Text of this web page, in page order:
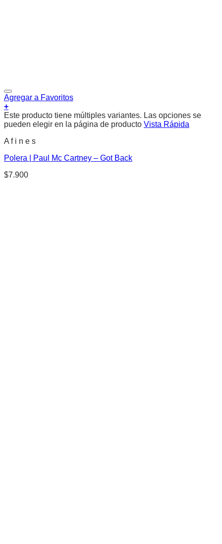
Agregar a Favoritos
+
Este producto tiene múltiples variantes. Las opciones se
pueden elegir en la página de producto Vista Rápida
A f i n e s
Polera | Paul Mc Cartney – Got Back
$7.900